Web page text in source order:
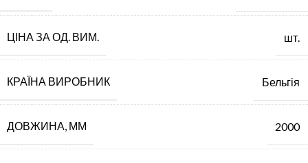
ЦІНА ЗА ОД. ВИМ. шт.
КРАЇНА ВИРОБНИК Бельгія
ДОВЖИНА, ММ 2000